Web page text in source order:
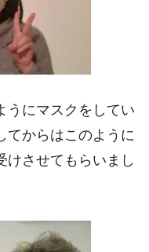
うにマスクをしてい
てからはこのように
けさせてもらいまし